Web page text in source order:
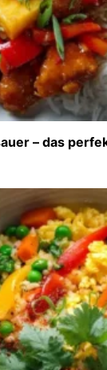
– das